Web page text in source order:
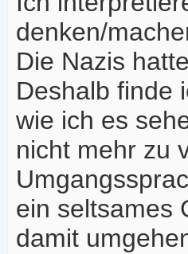
denken/
Die Nazis
Deshalb finde
wie ich es
nicht mehr zu
ein seltsames
damit